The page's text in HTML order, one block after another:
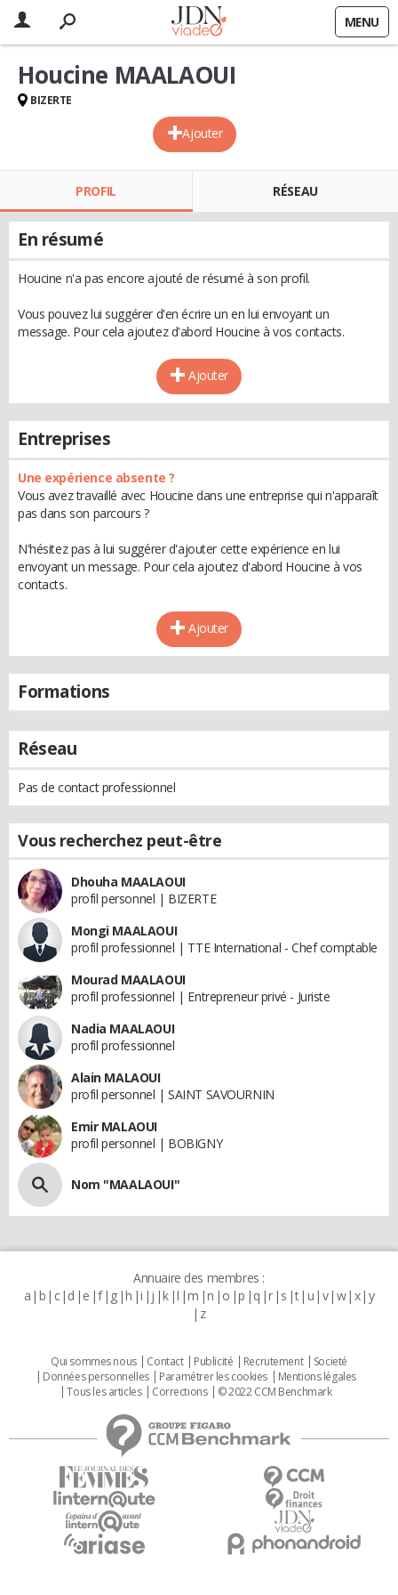
MENU
Ajouter
Houcine MAALAOUI
BIZERTE
PROFIL RÉSEAU
En résumé
Houcine n'a pas encore ajouté de résumé à son profil.
Vous pouvez lui suggérer d'en écrire un en lui envoyant un
message. Pour cela ajoutez d'abord Houcine à vos contacts.
Ajouter
Entreprises
Une expérience absente ?
Vous avez travaillé avec Houcine dans une entreprise qui n'apparaît
pas dans son parcours ?
N'hésitez pas à lui suggérer d'ajouter cette expérience en lui
envoyant un message. Pour cela ajoutez d'abord Houcine à vos
contacts.
Ajouter
Formations
Réseau
Pas de contact professionnel
Vous recherchez peut-être
Dhouha MAALAOUI
profil personnel | BIZERTE
Mongi MAALAOUI
profil professionnel | TTE International - Chef comptable
Mourad MAALAOUI
profil professionnel | Entrepreneur privé - Juriste
Nadia MAALAOUI
profil professionnel
Alain MALAOUI
profil personnel | SAINT SAVOURNIN
Emir MALAOUI
profil personnel | BOBIGNY
Nom "MAALAOUI"
Annuaire des membres :
a b c d e f g h i j k l m n o p q r s t u v w x y
z
Qui sommes nous Contact Publicité Recrutement
Societé
Données personnelles
Paramétrer les cookies
Mentions légales
Tous les articles
Corrections © 2022 CCM Benchmark